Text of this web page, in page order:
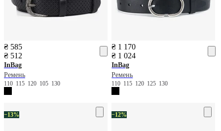
₴ 585
₴ 512
InBag
Ремень
110 115 120 105 130
₴ 1 170
₴ 1 024
InBag
Ремень
110 115 120 125 130
−13% −12%